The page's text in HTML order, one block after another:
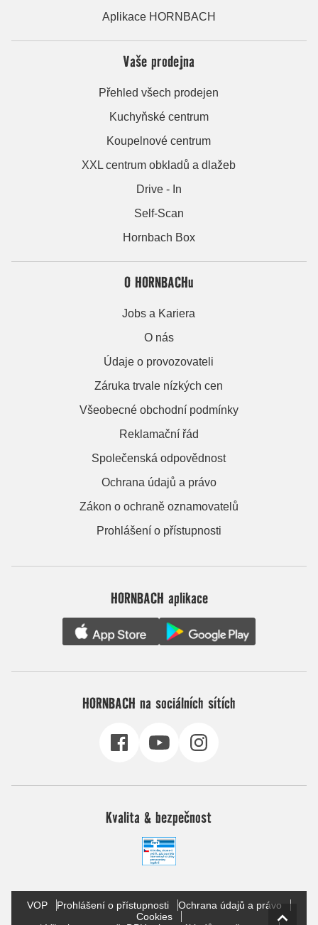
Aplikace HORNBACH
Vaše prodejna
Přehled všech prodejen
Kuchyňské centrum
Koupelnové centrum
XXL centrum obkladů a dlažeb
Drive - In
Self-Scan
Hornbach Box
O HORNBACHu
Jobs a Kariera
O nás
Údaje o provozovateli
Záruka trvale nízkých cen
Všeobecné obchodní podmínky
Reklamační řád
Společenská odpovědnost
Ochrana údajů a právo
Zákon o ochraně oznamovatelů
Prohlášení o přístupnosti
HORNBACH aplikace
HORNBACH na sociálních sítích
Kvalita & bezpečnost
VOP Prohlášení o přístupnosti
Ochrana údajů a právo
Cookies